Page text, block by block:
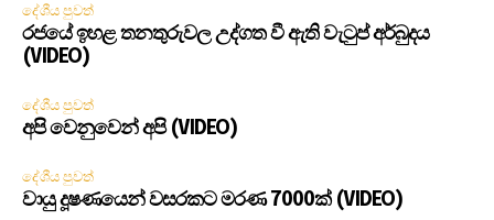
දේශීය පුවත්
රජයේ ඉහළ තනතුරුවල උද්ගත වී ඇති වැටුප් අර්බුදය
(VIDEO)
දේශීය පුවත්
අපි වෙනුවෙන් අපි (VIDEO)
දේශීය පුවත්
වායු දූෂණයෙන් වසරකට මරණ 7000ක් (VIDEO)